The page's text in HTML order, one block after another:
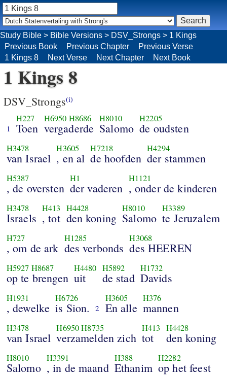
Study Bible > Bible Versions > DSV_Strongs > 1 Kings
Previous Book
Previous Chapter
Previous Verse
1 Kings 8
Next Verse Next Chapter Next Book
1 Kings 8
DSV_Strongs(i)
1
H227
Toen
H6950 H8686
vergaderde
H8010
Salomo
H2205
de oudsten
H3478
van Israel
H3605
, en al
H7218
de hoofden
H4294
der stammen
H5387
, de oversten
H1
der vaderen
H1121
, onder de kinderen
H3478
Israels
H413
, tot
H4428
den koning
H8010
Salomo
H3389
te Jeruzalem
H727
, om de ark
H1285
des verbonds
H3068
des HEEREN
H5927 H8687
op te brengen
H4480
uit
H5892
de stad
H1732
Davids
H1931
, dewelke
H6726
is Sion. 2
H3605
En alle
H376
mannen
H3478
van Israel
H6950H8735
verzamelden zich
H413
tot
H4428
den koning
H8010
Salomo
H3391
, in de maand
H388
Ethanim
H2282
op het feest